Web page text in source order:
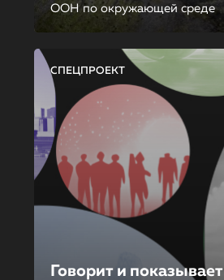
ООН по окружающей среде
СПЕЦПРОЕКТ
Говорит и показывает